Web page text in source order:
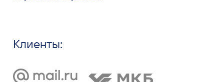
Клиенты: